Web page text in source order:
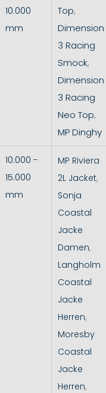
10.000
mm
Top,
Dimension
3 Racing
Smock,
Dimension
3 Racing
Neo Top,
MP Dinghy
10.000 -
15.000
mm
MP Riviera
2L Jacket,
Sonja
Coastal
Jacke
Damen,
Langholm
Coastal
Jacke
Herren,
Moresby
Coastal
Jacke
Herren,